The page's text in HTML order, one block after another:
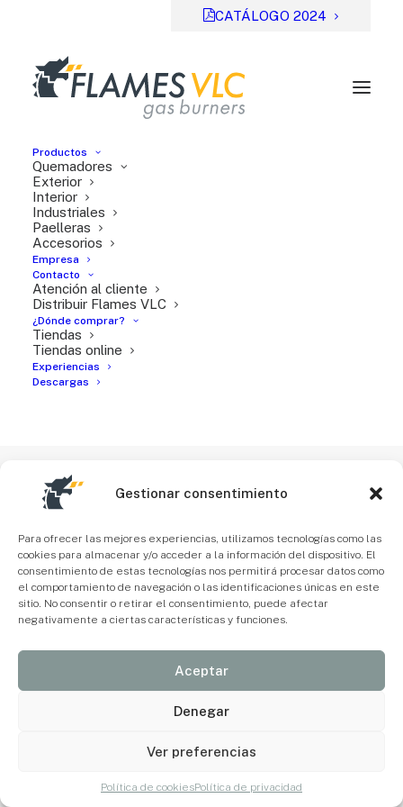
Gestionar consentimiento
Para ofrecer las mejores experiencias, utilizamos tecnologías como las
cookies para almacenar y/o acceder a la información del dispositivo. El
consentimiento de estas tecnologías nos permitirá procesar datos como
el comportamiento de navegación o las identificaciones únicas en este
sitio. No consentir o retirar el consentimiento, puede afectar
negativamente a ciertas características y funciones.
Aceptar
Denegar
Ver preferencias
Política de cookiesPolítica de privacidad
CATÁLOGO 2024
Productos
Quemadores
Exterior
Interior
Industriales
Paelleras
Accesorios
Empresa
Contacto
Atención al cliente
Distribuir Flames VLC
¿Dónde comprar?
Tiendas
Tiendas online
Experiencias
Descargas
File Type:
Categories:
Tags:EN